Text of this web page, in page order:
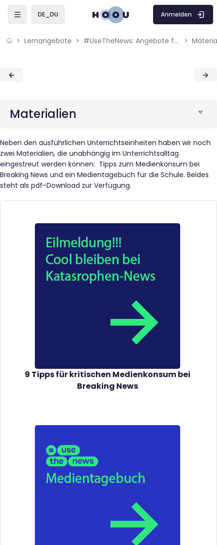
Skip to sidebar navigation menu
Skip to mobile navigation menu
DE_DU Anmelden
Lernangebote #UseTheNews: Angebote für Lehrkräfte zum Thema Medien- und Nachrichtenkompetenz
Blöcke
Blöcke
Materialien
Neben den ausführlichen Unterrichtseinheiten haben wir noch
zwei Materialien, die unabhängig im Unterrichtsalltag
eingestreut werden können: Tipps zum Medienkonsum bei
Breaking News und ein Medientagebuch für die Schule. Beides
steht als pdf-Download zur Verfügung.
9 Tipps für kritischen Medienkonsum bei
Breaking News